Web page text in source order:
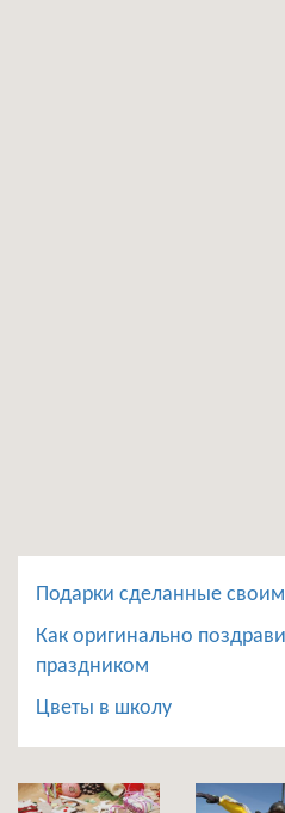
Подарки сделанные
Как оригинально
праздником
Цветы в школу